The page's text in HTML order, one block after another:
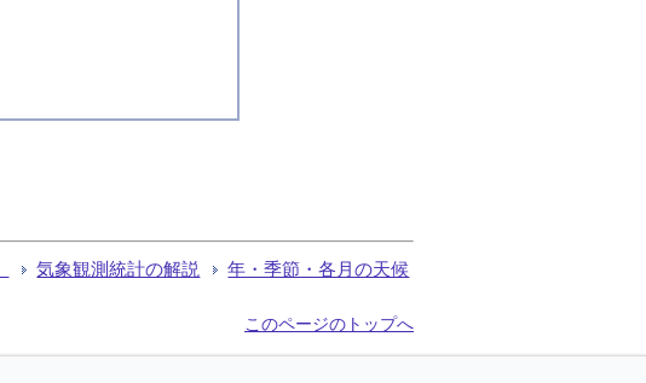
気象観測統計の解説 年・季節・各月の天候
このページのトップへ